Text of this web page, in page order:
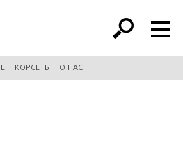
поиск
КОРСЕТЬ О НАС